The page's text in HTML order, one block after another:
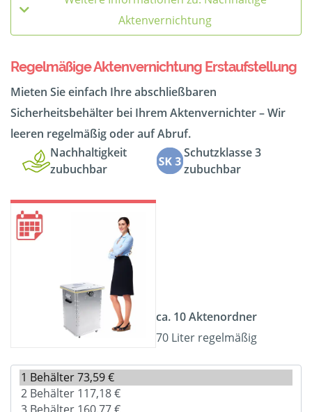
Aktenvernichtung
Regelmäßige Aktenvernichtung Erstaufstellung
Mieten Sie einfach Ihre abschließbaren
Sicherheitsbehälter bei Ihrem Aktenvernichter – Wir
leeren regelmäßig oder auf Abruf.
Nachhaltigkeit
zubuchbar
Schutzklasse 3
zubuchbar
ca. 10 Aktenordner
70 Liter regelmäßig